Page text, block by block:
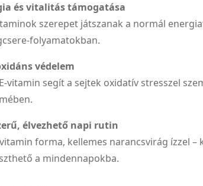
és vitalitás támogatása
szerepet játszanak a normál
folyamatokban.
védelem
vitamin segít a sejtek oxidatív stresszel
élvezhető napi rutin
forma, kellemes narancsvirág ízzel –
a mindennapokba.